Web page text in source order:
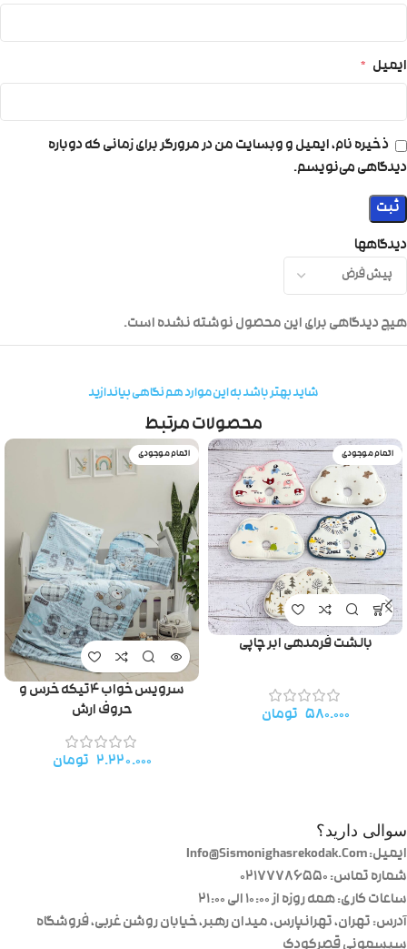
دیدگاهها
هیچ دیدگاهی برای این محصول نوشته نشده است.
ایمیل *
ذخیره نام، ایمیل و وبسایت من در مرورگر برای زمانی که دوباره
دیدگاهی می‌نویسم.
شاید بهتر باشد به این موارد هم نگاهی بیاندازید
محصولات مرتبط
اتمام موجودی
بالشت فرمدهی ابر چاپی
۵۸۰.۰۰۰ تومان
اتمام موجودی
سرویس خواب ۴تیکه خرس و
حروف ارش
۲.۲۲۰.۰۰۰ تومان
سوالی دارید؟
ایمیل: Info@Sismonighasrekodak.Com
شماره تماس: 02177786550
ساعات کاری: همه روزه از ۱۰:۰۰ الی ۲۱:۰۰
آدرس: تهران، تهرانپارس، میدان رهبر، خیابان روشن غربی، فروشگاه